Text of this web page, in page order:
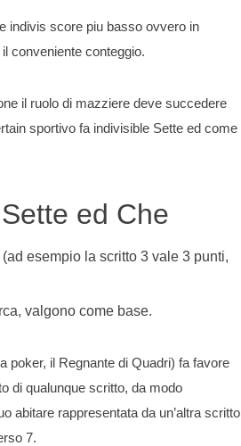
indivis score piu basso ovvero in
conveniente conteggio.
il ruolo di mazziere deve succedere
sportivo fa indivisible Sette ed come
ed Che
esempio la scritto 3 vale 3 punti,
valgono come base.
poker, il Regnante di Quadri) fa favore
di qualunque scritto, da modo
abitare rappresentata da un’altra scritto
7.